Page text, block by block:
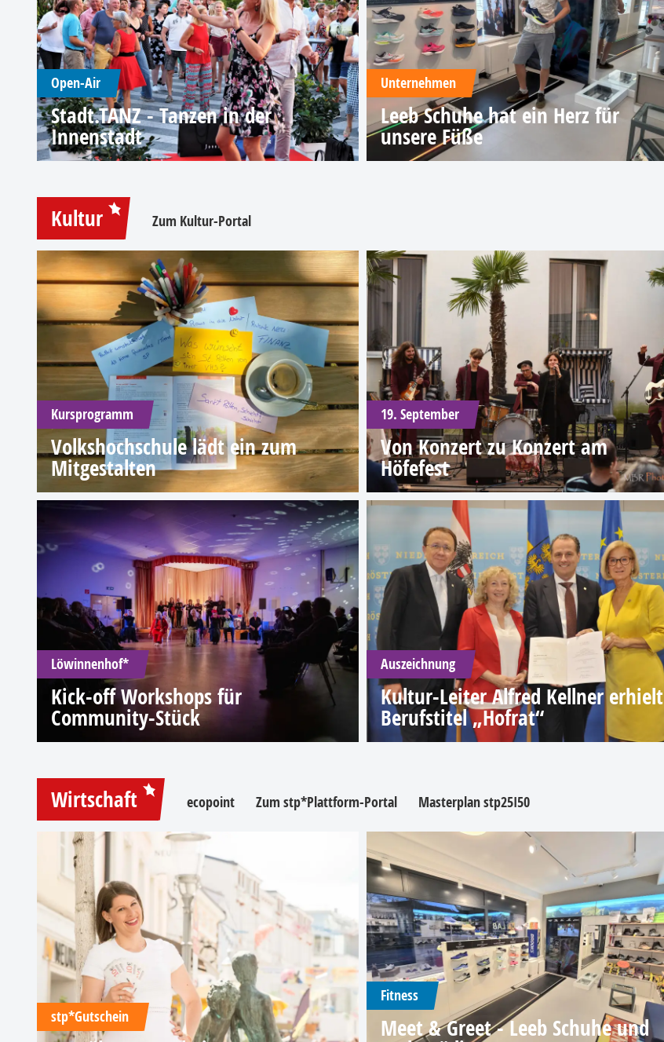
Open-Air
Stadt.TANZ - Tanzen in der
Innenstadt
Unternehmen
Leeb Schuhe hat ein Herz für
unsere Füße
Kultur Zum Kultur-Portal
Kursprogramm
Volkshochschule lädt ein zum
Mitgestalten
19. September
Von Konzert zu Konzert am
Höfefest
Löwinnenhof*
Kick-off Workshops für
Community-Stück
Auszeichnung
Kultur-Leiter Alfred Kellner erhielt
Berufstitel „Hofrat“
Wirtschaft ecopoint Zum stp*Plattform-Portal Masterplan stp25I50
stp*Gutschein
Fitness
Meet & Greet - Leeb Schuhe und